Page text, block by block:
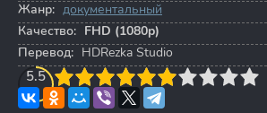
Жанр: документальный
Качество: FHD (1080p)
Перевод: HDRezka Studio
5.5
4 5 6 7 8 9 10